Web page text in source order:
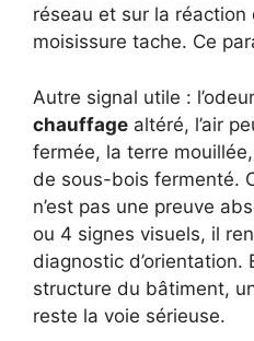
réseau et sur la
moisissure tache. Ce
Autre signal utile :
chauffage altéré, l’air
fermée, la terre
de sous-bois fermenté.
n’est pas une preuve
ou 4 signes visuels, il
diagnostic d’orientation.
structure du bâtiment,
reste la voie sérieuse.